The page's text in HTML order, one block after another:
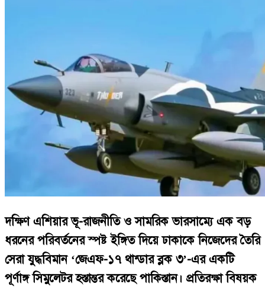
দক্ষিণ এশিয়ার ভূ-রাজনীতি ও সামরিক ভারসাম্যে এক বড়
ধরনের পরিবর্তনের স্পষ্ট ইঙ্গিত দিয়ে ঢাকাকে নিজেদের তৈরি
সেরা যুদ্ধবিমান ‘জেএফ-১৭ থান্ডার ব্লক ৩’-এর একটি
পূর্ণাঙ্গ সিমুলেটর হস্তান্তর করেছে পাকিস্তান। প্রতিরক্ষা বিষয়ক